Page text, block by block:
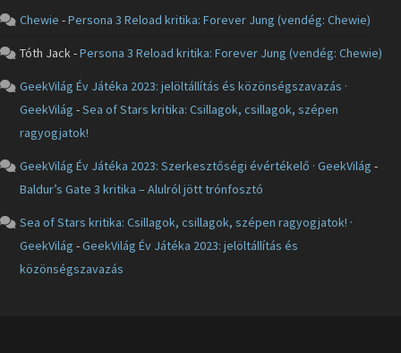
Chewie -Persona 3 Reload kritika: Forever Jung (vendég: Chewie)
Tóth Jack-Persona 3 Reload kritika: Forever Jung (vendég: Chewie)
GeekVilág Év Játéka 2023: jelöltállítás és közönségszavazás ·
GeekVilág -Sea of Stars kritika: Csillagok, csillagok, szépen
ragyogjatok!
GeekVilág Év Játéka 2023: Szerkesztőségi évértékelő · GeekVilág -
Baldur’s Gate 3 kritika – Alulról jött trónfosztó
Sea of Stars kritika: Csillagok, csillagok, szépen ragyogjatok! ·
GeekVilág -GeekVilág Év Játéka 2023: jelöltállítás és
közönségszavazás